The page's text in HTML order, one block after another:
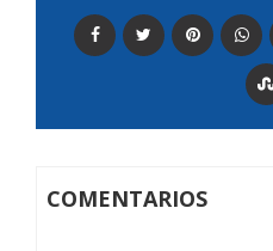
COMENTARIOS